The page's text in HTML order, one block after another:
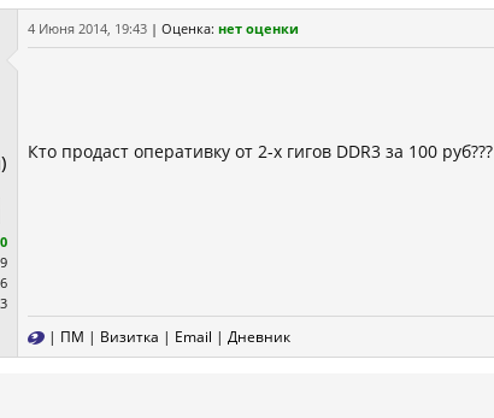
0
4 Июня 2014, 19:43 | Оценка: нет оценки
Кто продаст оперативку от 2-х гигов DDR3 за 100 руб???
| ПМ | Визитка | Email | Дневник